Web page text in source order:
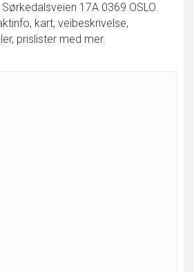
17A 0369 OSLO.
kart, veibeskrivelse,
prislister med mer.